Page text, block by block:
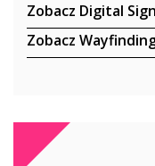
Zobacz Digital
Zobacz